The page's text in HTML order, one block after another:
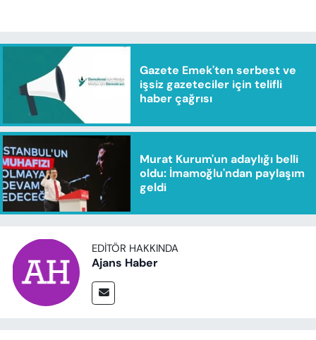
Gazete Emek'ten serbest ve
işsiz gazeteciler için telifli
haber çağrısı
Murat Kurum'un adaylığı belli
oldu: İmamoğlu'ndan paylaşım
geldi
EDITÖR HAKKINDA
Ajans Haber